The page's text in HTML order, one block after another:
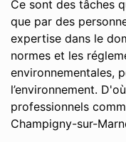
Ce sont des tâches
que par des
expertise dans le
normes et les
environnementales,
l’environnement.
professionnels
Champigny-sur-